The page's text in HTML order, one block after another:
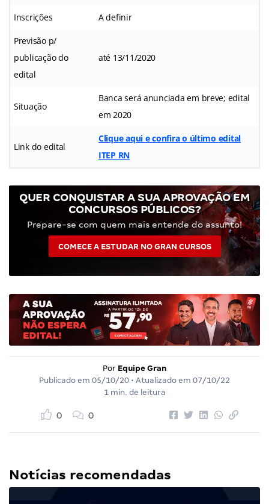
Inscrições A definir
Previsão p/
publicação do
edital
até 13/11/2020
Situação
Banca será anunciada em breve; edital
em 2020
Link do edital
Clique aqui e confira o último edital
ITEP RN
QUER CONQUISTAR A SUA APROVAÇÃO EM
CONCURSOS PÚBLICOS?
Prepare-se com quem mais entende do assunto!
COMECE A ESTUDAR NO GRAN CURSOS
Por Equipe Gran
Publicado em 05/10/20 • Atualizado em 07/10/22
1 min. de leitura
0 0
Notícias recomendadas